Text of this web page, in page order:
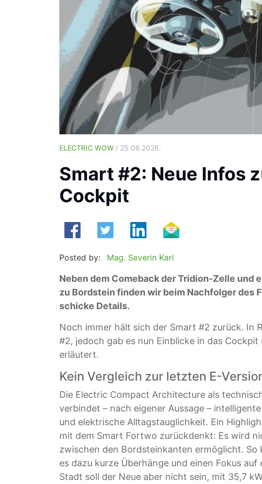
ELECTRIC WOW / 25.06.2026.
Smart #2: Neue Infos
Cockpit
Posted by: Mag. Severin Karl
Neben dem Comeback der Tridion-Zelle und
zu Bordstein finden wir beim Nachfolger des
schicke Details.
Noch immer hält sich der Smart #2 zurück. In
#2, jedoch gab es nun Einblicke in das
erläutert.
Kein Vergleich zur letzten E-
Die Electric Compact Architecture als
verbindet – nach eigener Aussage –
und elektrische Alltagstauglichkeit. Ein
mit dem Smart Fortwo zurückdenkt: Es wird
zwischen den Bordsteinkanten ermöglicht.
es dazu kurze Überhänge und einen Fokus
Stadt soll der Neue aber nicht sein, mit 35,7